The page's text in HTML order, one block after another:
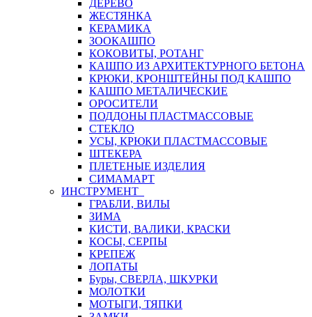
ДЕРЕВО
ЖЕСТЯНКА
КЕРАМИКА
ЗООКАШПО
КОКОВИТЫ, РОТАНГ
КАШПО ИЗ АРХИТЕКТУРНОГО БЕТОНА
КРЮКИ, КРОНШТЕЙНЫ ПОД КАШПО
КАШПО МЕТАЛИЧЕСКИЕ
ОРОСИТЕЛИ
ПОДДОНЫ ПЛАСТМАССОВЫЕ
СТЕКЛО
УСЫ, КРЮКИ ПЛАСТМАССОВЫЕ
ШТЕКЕРА
ПЛЕТЕНЫЕ ИЗДЕЛИЯ
СИМАМАРТ
ИНСТРУМЕНТ
ГРАБЛИ, ВИЛЫ
ЗИМА
КИСТИ, ВАЛИКИ, КРАСКИ
КОСЫ, СЕРПЫ
КРЕПЕЖ
ЛОПАТЫ
Буры, СВЕРЛА, ШКУРКИ
МОЛОТКИ
МОТЫГИ, ТЯПКИ